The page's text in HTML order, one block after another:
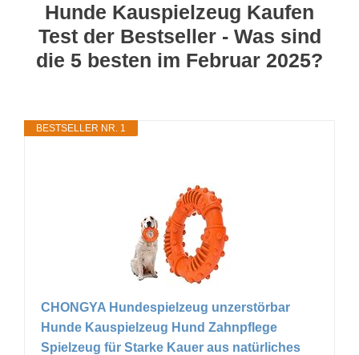
Hunde Kauspielzeug Kaufen
Test der Bestseller - Was sind
die 5 besten im Februar 2025?
BESTSELLER NR. 1
CHONGYA Hundespielzeug unzerstörbar
Hunde Kauspielzeug Hund Zahnpflege
Spielzeug für Starke Kauer aus natürliches